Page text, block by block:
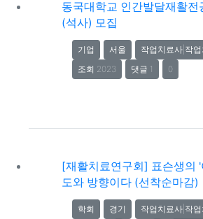
동국대학교 인간발달재활전
(석사) 모집
기업 서울
작업치료사|작
조회 2023
댓글 1 0
[재활치료연구회] 표슨생의
도와 방향이다 (선착순마감)
학회 경기
작업치료사|작